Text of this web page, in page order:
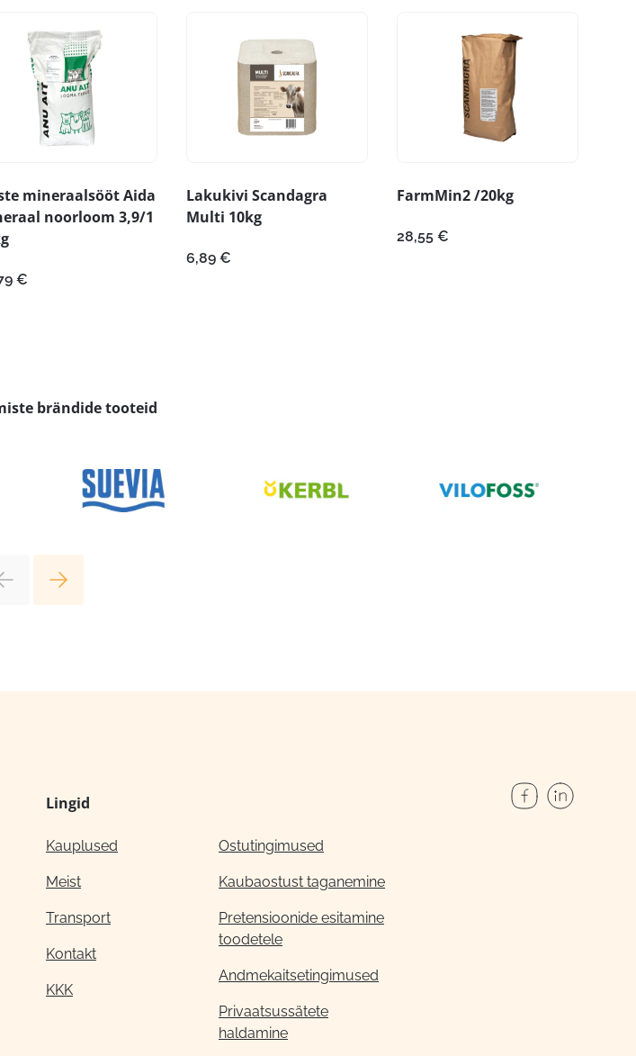
mineraalsööt Aida
noorloom 3,9/1
€
Lakukivi Scandagra
Multi 10kg
6,89 €
FarmMin2 /20kg
28,55 €
brändide tooteid
Lingid
Kauplused
Meist
Transport
Kontakt
KKK
Ostutingimused
Kaubaostust taganemine
Pretensioonide esitamine
toodetele
Andmekaitsetingimused
Privaatsussätete
haldamine